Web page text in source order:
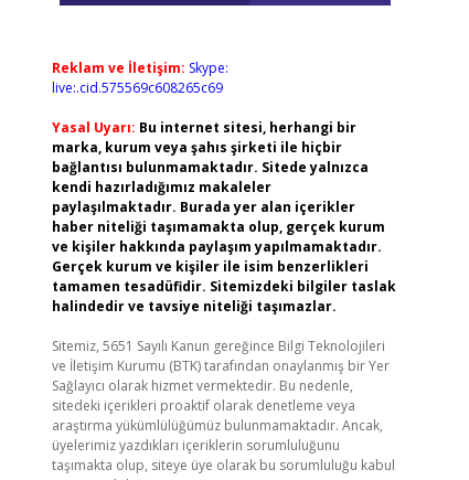
Reklam ve İletişim: Skype:
live:.cid.575569c608265c69
Yasal Uyarı: Bu internet sitesi, herhangi bir
marka, kurum veya şahıs şirketi ile hiçbir
bağlantısı bulunmamaktadır. Sitede yalnızca
kendi hazırladığımız makaleler
paylaşılmaktadır. Burada yer alan içerikler
haber niteliği taşımamakta olup, gerçek kurum
ve kişiler hakkında paylaşım yapılmamaktadır.
Gerçek kurum ve kişiler ile isim benzerlikleri
tamamen tesadüfidir. Sitemizdeki bilgiler taslak
halindedir ve tavsiye niteliği taşımazlar.
Sitemiz, 5651 Sayılı Kanun gereğince Bilgi Teknolojileri
ve İletişim Kurumu (BTK) tarafından onaylanmış bir Yer
Sağlayıcı olarak hizmet vermektedir. Bu nedenle,
sitedeki içerikleri proaktif olarak denetleme veya
araştırma yükümlülüğümüz bulunmamaktadır. Ancak,
üyelerimiz yazdıkları içeriklerin sorumluluğunu
taşımakta olup, siteye üye olarak bu sorumluluğu kabul